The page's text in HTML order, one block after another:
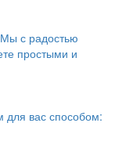
с радостью
простыми и
вас способом: